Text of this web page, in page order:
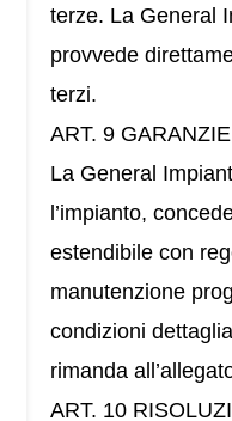
terze. La General
provvede
terzi.
ART. 9 GARANZIE
La General
l’impianto,
estendibile con
manutenzione
condizioni
rimanda
ART. 10